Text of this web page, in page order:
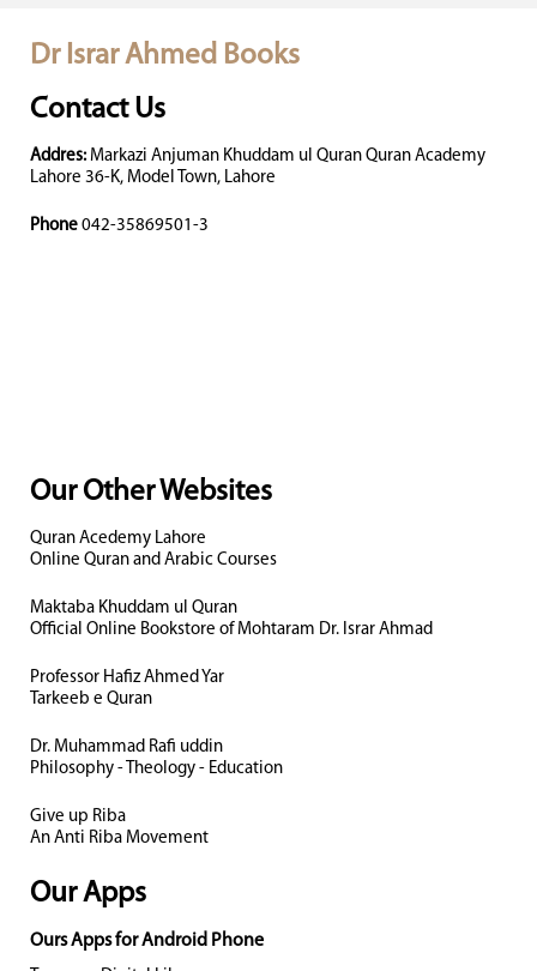
Dr Israr Ahmed Books
Contact Us
Addres: Markazi Anjuman Khuddam ul Quran Quran Academy
Lahore 36-K, Model Town, Lahore
Phone 042-35869501-3
Our Other Websites
Quran Acedemy Lahore
Online Quran and Arabic Courses
Maktaba Khuddam ul Quran
Official Online Bookstore of Mohtaram Dr. Israr Ahmad
Professor Hafiz Ahmed Yar
Tarkeeb e Quran
Dr. Muhammad Rafi uddin
Philosophy - Theology - Education
Give up Riba
An Anti Riba Movement
Our Apps
Ours Apps for Android Phone